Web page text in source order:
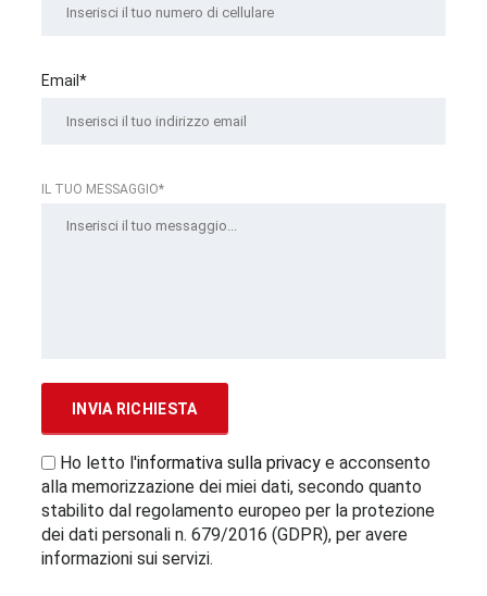
Email*
IL TUO MESSAGGIO*
Ho letto l'informativa sulla privacy e acconsento
alla memorizzazione dei miei dati, secondo quanto
stabilito dal regolamento europeo per la protezione
dei dati personali n. 679/2016 (GDPR), per avere
informazioni sui servizi.